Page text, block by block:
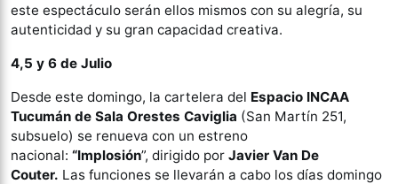
este espectáculo serán ellos mismos con su alegría, su
autenticidad y su gran capacidad creativa.
4,5 y 6 de Julio
Desde este domingo, la cartelera del Espacio INCAA
Tucumán de Sala Orestes Caviglia (San Martín 251,
subsuelo) se renueva con un estreno
nacional: “Implosión”, dirigido por Javier Van De
Couter. Las funciones se llevarán a cabo los días domingo